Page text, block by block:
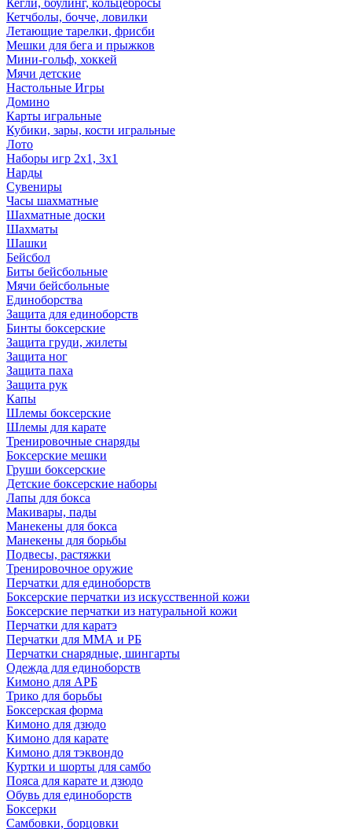
Кегли, боулинг, кольцебросы
Кетчболы, бочче, ловилки
Летающие тарелки, фрисби
Мешки для бега и прыжков
Мини-гольф, хоккей
Мячи детские
Настольные Игры
Домино
Карты игральные
Кубики, зары, кости игральные
Лото
Наборы игр 2х1, 3х1
Нарды
Сувениры
Часы шахматные
Шахматные доски
Шахматы
Шашки
Бейсбол
Биты бейсбольные
Мячи бейсбольные
Единоборства
Защита для единоборств
Бинты боксерские
Защита груди, жилеты
Защита ног
Защита паха
Защита рук
Капы
Шлемы боксерские
Шлемы для карате
Тренировочные снаряды
Боксерские мешки
Груши боксерские
Детские боксерские наборы
Лапы для бокса
Макивары, пады
Манекены для бокса
Манекены для борьбы
Подвесы, растяжки
Тренировочное оружие
Перчатки для единоборств
Боксерские перчатки из искусственной кожи
Боксерские перчатки из натуральной кожи
Перчатки для каратэ
Перчатки для ММА и РБ
Перчатки снарядные, шингарты
Одежда для единоборств
Кимоно для АРБ
Трико для борьбы
Боксерская форма
Кимоно для дзюдо
Кимоно для карате
Кимоно для тэквондо
Куртки и шорты для самбо
Пояса для карате и дзюдо
Обувь для единоборств
Боксерки
Самбовки, борцовки